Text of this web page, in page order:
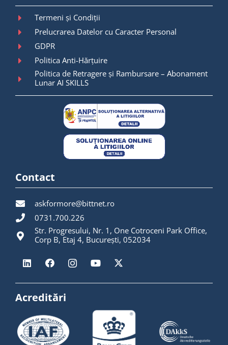
Termeni și Condiții
Prelucrarea Datelor cu Caracter Personal
GDPR
Politica Anti-Hărțuire
Politica de Retragere și Rambursare – Abonament
Lunar AI SKILLS
Contact
askformore@bittnet.ro
0731.700.226
Str. Progresului, Nr. 1, One Cotroceni Park Office,
Corp B, Etaj 4, București, 052034
Acreditări